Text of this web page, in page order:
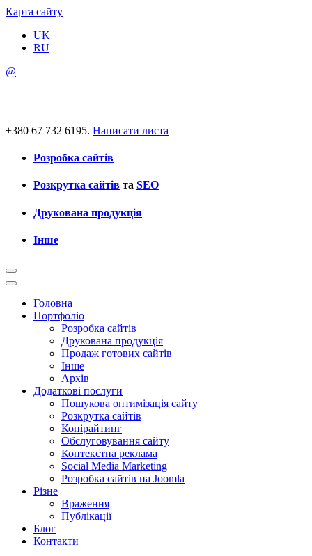
Карта сайту
UK
RU
@
+380 67 732 6195. Написати листа
Розробка сайтів
Розкрутка сайтів та SEO
Друкована продукція
Інше
Головна
Портфоліо
Розробка сайтів
Друкована продукція
Продаж готових сайтів
Інше
Архів
Додаткові послуги
Пошукова оптимізація сайту
Розкрутка сайтів
Копірайтинг
Обслуговування сайту
Контекстна реклама
Social Media Marketing
Розробка сайтів на Joomla
Різне
Враження
Публікації
Блог
Контакти